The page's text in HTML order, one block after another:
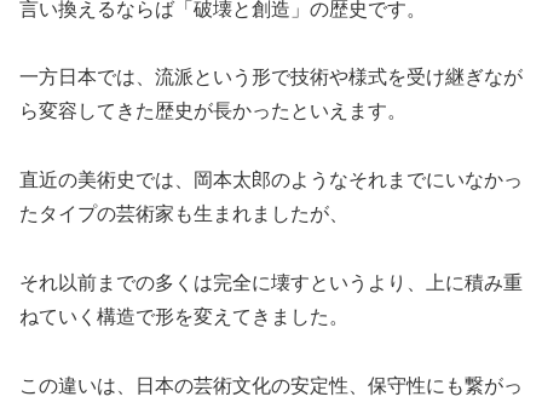
言い換えるならば「破壊と創造」の歴史です。
一方日本では、流派という形で技術や様式を受け継ぎなが
ら変容してきた歴史が長かったといえます。
直近の美術史では、岡本太郎のようなそれまでにいなかっ
たタイプの芸術家も生まれましたが、
それ以前までの多くは完全に壊すというより、上に積み重
ねていく構造で形を変えてきました。
この違いは、日本の芸術文化の安定性、保守性にも繋がっ